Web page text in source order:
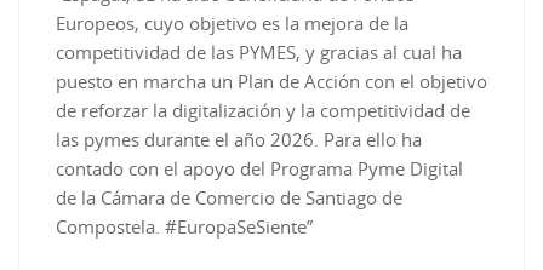
Europeos, cuyo objetivo es la mejora de la
competitividad de las PYMES, y gracias al cual ha
puesto en marcha un Plan de Acción con el objetivo
de reforzar la digitalización y la competitividad de
las pymes durante el año 2026. Para ello ha
contado con el apoyo del Programa Pyme Digital
de la Cámara de Comercio de Santiago de
Compostela. #EuropaSeSiente”